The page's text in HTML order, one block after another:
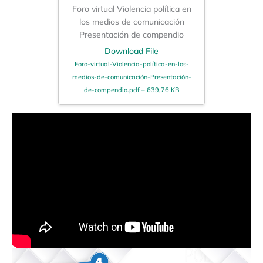
Foro virtual Violencia política en
los medios de comunicación
Presentación de compendio
Download File
Foro-virtual-Violencia-política-en-los-
medios-de-comunicación-Presentación-
de-compendio.pdf – 639,76 KB